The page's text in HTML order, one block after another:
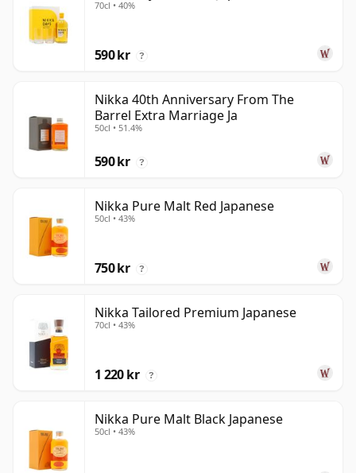
70cl • 40%
590 kr ?
Nikka 40th Anniversary From The
Barrel Extra Marriage Ja
50cl • 51.4%
590 kr ?
Nikka Pure Malt Red Japanese
50cl • 43%
750 kr ?
Nikka Tailored Premium Japanese
70cl • 43%
1 220 kr ?
Nikka Pure Malt Black Japanese
50cl • 43%